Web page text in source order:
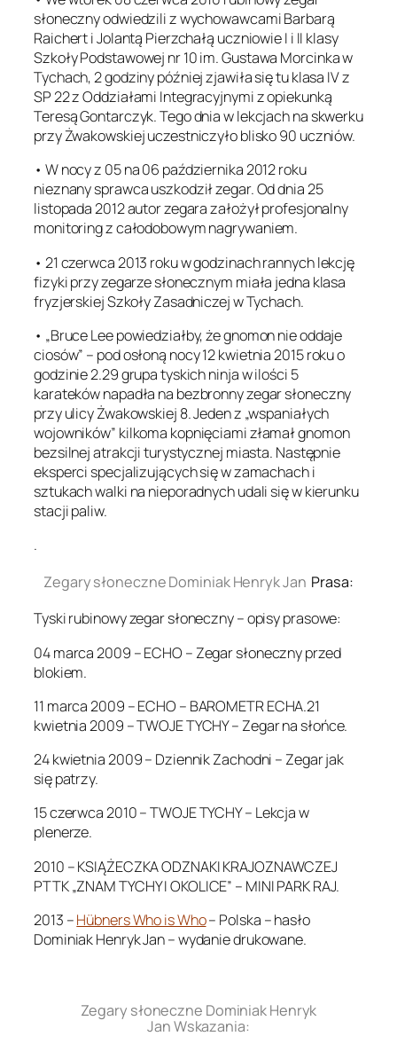
słoneczny odwiedzili z wychowawcami Barbarą
Raichert i Jolantą Pierzchałą uczniowie I i II klasy
Szkoły Podstawowej nr 10 im. Gustawa Morcinka w
Tychach, 2 godziny później zjawiła się tu klasa IV z
SP 22 z Oddziałami Integracyjnymi z opiekunką
Teresą Gontarczyk. Tego dnia w lekcjach na skwerku
przy Żwakowskiej uczestniczyło blisko 90 uczniów.
• W nocy z 05 na 06 października 2012 roku
nieznany sprawca uszkodził zegar. Od dnia 25
listopada 2012 autor zegara założył profesjonalny
monitoring z całodobowym nagrywaniem.
• 21 czerwca 2013 roku w godzinach rannych lekcję
fizyki przy zegarze słonecznym miała jedna klasa
fryzjerskiej Szkoły Zasadniczej w Tychach.
• „Bruce Lee powiedziałby, że gnomon nie oddaje
ciosów” – pod osłoną nocy 12 kwietnia 2015 roku o
godzinie 2.29 grupa tyskich ninja w ilości 5
karateków napadła na bezbronny zegar słoneczny
przy ulicy Żwakowskiej 8. Jeden z „wspaniałych
wojowników” kilkoma kopnięciami złamał gnomon
bezsilnej atrakcji turystycznej miasta. Następnie
eksperci specjalizujących się w zamachach i
sztukach walki na nieporadnych udali się w kierunku
stacji paliw.
.
Zegary słoneczne Dominiak Henryk Jan Prasa:
Tyski rubinowy zegar słoneczny – opisy prasowe:
04 marca 2009 – ECHO – Zegar słoneczny przed
blokiem.
11 marca 2009 – ECHO – BAROMETR ECHA.21
kwietnia 2009 – TWOJE TYCHY – Zegar na słońce.
24 kwietnia 2009 – Dziennik Zachodni – Zegar jak
się patrzy.
15 czerwca 2010 – TWOJE TYCHY – Lekcja w
plenerze.
2010 – KSIĄŻECZKA ODZNAKI KRAJOZNAWCZEJ
PTTK „ZNAM TYCHY I OKOLICE” – MINI PARK RAJ.
2013 –Hübners Who is Who– Polska – hasło
Dominiak Henryk Jan – wydanie drukowane.
Zegary słoneczne Dominiak Henryk
Jan Wskazania: